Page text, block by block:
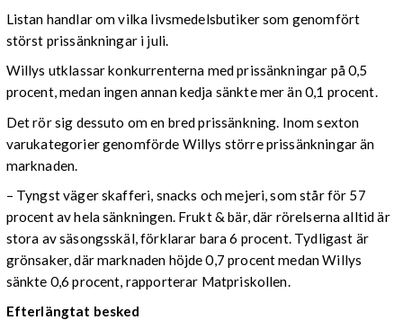
Listan handlar om vilka livsmedelsbutiker som genomfört
störst prissänkningar i juli.
Willys utklassar konkurrenterna med prissänkningar på 0,5
procent, medan ingen annan kedja sänkte mer än 0,1 procent.
Det rör sig dessuto om en bred prissänkning. Inom sexton
varukategorier genomförde Willys större prissänkningar än
marknaden.
– Tyngst väger skafferi, snacks och mejeri, som står för 57
procent av hela sänkningen. Frukt & bär, där rörelserna alltid är
stora av säsongsskäl, förklarar bara 6 procent. Tydligast är
grönsaker, där marknaden höjde 0,7 procent medan Willys
sänkte 0,6 procent, rapporterar Matpriskollen.
Efterlängtat besked